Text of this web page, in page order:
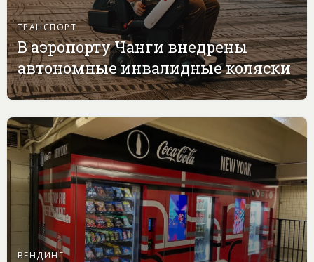
ТРАНСПОРТ
В аэропорту Чанги внедрены
автономные инвалидные коляски
ВЕНДИНГ